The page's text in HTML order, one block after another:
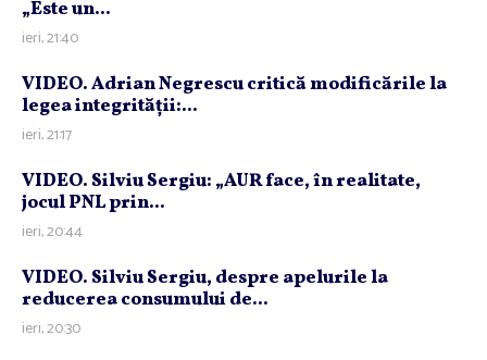
„Este un...
ieri, 21:40
VIDEO. Adrian Negrescu critică modificările la
legea integrităţii:...
ieri, 21:17
VIDEO. Silviu Sergiu: „AUR face, în realitate,
jocul PNL prin...
ieri, 20:44
VIDEO. Silviu Sergiu, despre apelurile la
reducerea consumului de...
ieri, 20:30